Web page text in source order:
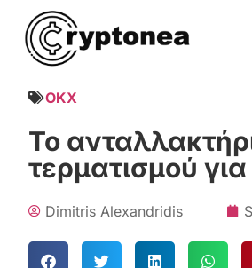
OKX
Το
τερματισμού
Dimitris Alexandridis